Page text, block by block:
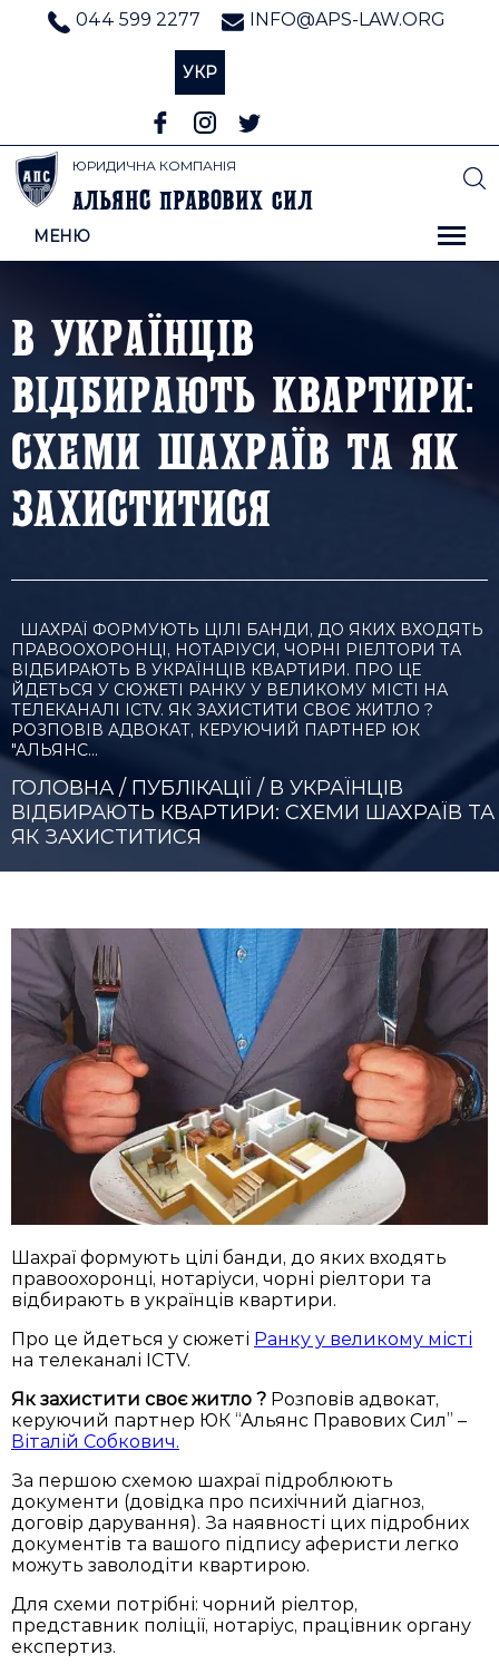
044 599 2277 INFO@APS-LAW.ORG
УКР
ЮРИДИЧНА КОМПАНІЯ
Альянс Правових Сил
МЕНЮ
В УКРАЇНЦІВ
ВІДБИРАЮТЬ КВАРТИРИ:
СХЕМИ ШАХРАЇВ ТА ЯК
ЗАХИСТИТИСЯ
ШАХРАЇ ФОРМУЮТЬ ЦІЛІ БАНДИ, ДО ЯКИХ ВХОДЯТЬ
ПРАВООХОРОНЦІ, НОТАРІУСИ, ЧОРНІ РІЕЛТОРИ ТА
ВІДБИРАЮТЬ В УКРАЇНЦІВ КВАРТИРИ. ПРО ЦЕ
ЙДЕТЬСЯ У СЮЖЕТІ РАНКУ У ВЕЛИКОМУ МІСТІ НА
ТЕЛЕКАНАЛІ ICTV. ЯК ЗАХИСТИТИ СВОЄ ЖИТЛО ?
РОЗПОВІВ АДВОКАТ, КЕРУЮЧИЙ ПАРТНЕР ЮК
"АЛЬЯНС…
ГОЛОВНА / ПУБЛІКАЦІЇ / В УКРАЇНЦІВ
ВІДБИРАЮТЬ КВАРТИРИ: СХЕМИ ШАХРАЇВ ТА
ЯК ЗАХИСТИТИСЯ
Шахраї формують цілі банди, до яких входять
правоохоронці, нотаріуси, чорні ріелтори та
відбирають в українців квартири.
Про це йдеться у сюжеті Ранку у великому місті
на телеканалі ICTV.
Як захистити своє житло ? Розповів адвокат,
керуючий партнер ЮК “Альянс Правових Сил” –
Віталій Собкович.
За першою схемою шахраї підроблюють
документи (довідка про психічний діагноз,
договір дарування). За наявності цих підробних
документів та вашого підпису аферисти легко
можуть заволодіти квартирою.
Для схеми потрібні: чорний ріелтор,
представник поліції, нотаріус, працівник органу
експертиз.